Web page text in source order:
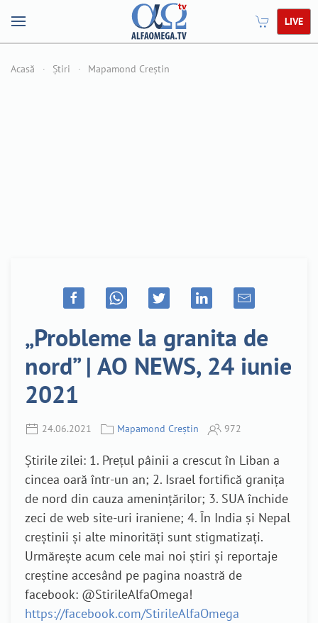
LIVE
Acasă Știri Mapamond Creștin
„Probleme la granita de
nord” | AO NEWS, 24 iunie
2021
24.06.2021 Mapamond Creștin 972
Știrile zilei: 1. Prețul pâinii a crescut în Liban a
cincea oară într-un an; 2. Israel fortifică granița
de nord din cauza amenințărilor; 3. SUA închide
zeci de web site-uri iraniene; 4. În India și Nepal
creștinii și alte minorități sunt stigmatizați.
Urmărește acum cele mai noi știri și reportaje
creștine accesând pe pagina noastră de
facebook: @StirileAlfaOmega!
https://facebook.com/StirileAlfaOmega